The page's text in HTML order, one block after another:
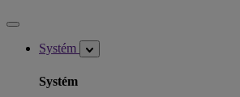
Systém
Systém